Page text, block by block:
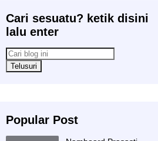
Cari sesuatu? ketik disini
lalu enter
Popular Post